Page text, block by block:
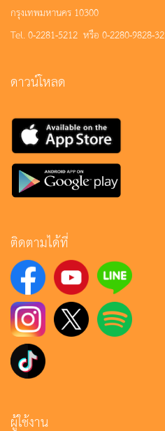
กรุงเทพมหานคร 10300
Tel. 0-2281-5212 หรือ 0-2280-9828-32
ดาวน์โหลด
ติดตามได้ที่
ผู้ใช้งาน